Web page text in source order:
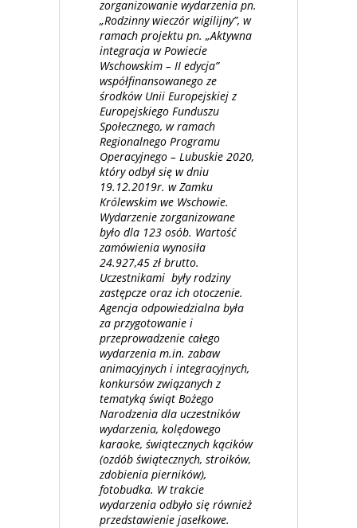
zorganizowanie wydarzenia pn.
„Rodzinny wieczór wigilijny”, w
ramach projektu pn. „Aktywna
integracja w Powiecie
Wschowskim – II edycja”
współfinansowanego ze
środków Unii Europejskiej z
Europejskiego Funduszu
Społecznego, w ramach
Regionalnego Programu
Operacyjnego – Lubuskie 2020,
który odbył się w dniu
19.12.2019r. w Zamku
Królewskim we Wschowie.
Wydarzenie zorganizowane
było dla 123 osób. Wartość
zamówienia wynosiła
24.927,45 zł brutto.
Uczestnikami były rodziny
zastępcze oraz ich otoczenie.
Agencja odpowiedzialna była
za przygotowanie i
przeprowadzenie całego
wydarzenia m.in. zabaw
animacyjnych i integracyjnych,
konkursów związanych z
tematyką świąt Bożego
Narodzenia dla uczestników
wydarzenia, kolędowego
karaoke, świątecznych kącików
(ozdób świątecznych, stroików,
zdobienia pierników),
fotobudka. W trakcie
wydarzenia odbyło się również
przedstawienie jasełkowe.